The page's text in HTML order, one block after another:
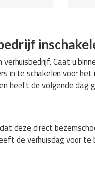
Gaat u
in te schakelen voor
heeft de volgende dag
deze direct
de verhuisdag voor